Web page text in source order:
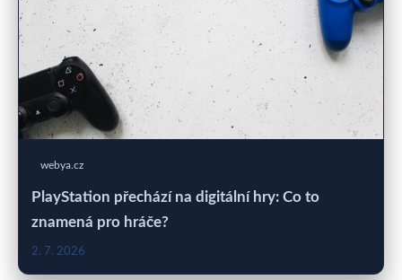
webya.cz
PlayStation přechází na digitální hry: Co to
znamená pro hráče?
2. 7. 2026